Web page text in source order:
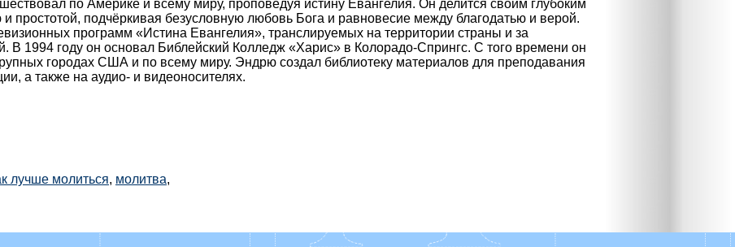
по Америке и всему миру, проповедуя истину Евангелия. Он делится своим глубоким
простотой, подчёркивая безусловную любовь Бога и равновесие между благодатью и верой.
программ «Истина Евангелия», транслируемых на территории страны и за
В 1994 году он основал Библейский Колледж «Харис» в Колорадо-Спрингс. С того времени он
городах США и по всему миру. Эндрю создал библиотеку материалов для преподавания
а также на аудио- и видеоносителях.
лучше молиться, молитва,